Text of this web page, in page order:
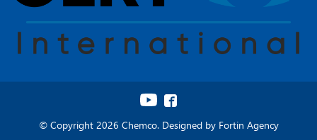
© Copyright 2026 Chemco. Designed by Fortin Agency